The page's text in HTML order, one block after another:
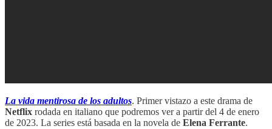
La vida mentirosa de los adultos. Primer vistazo a este drama de
Netflix rodada en italiano que podremos ver a partir del 4 de enero
de 2023. La series está basada en la novela de Elena Ferrante.